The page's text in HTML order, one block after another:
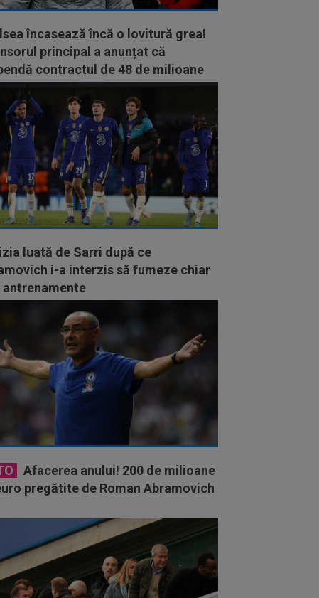
încasează încă o lovitură grea!
principal a anunțat că
contractul de 48 de milioane
luată de Sarri după ce
i-a interzis să fumeze chiar
antrenamente
Afacerea anului! 200 de milioane
pregătite de Roman Abramovich